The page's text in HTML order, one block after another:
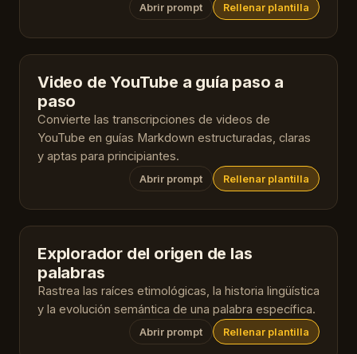
Abrir prompt Rellenar plantilla
Video de YouTube a guía paso a
paso
Convierte las transcripciones de videos de
YouTube en guías Markdown estructuradas, claras
y aptas para principiantes.
Abrir prompt Rellenar plantilla
Explorador del origen de las
palabras
Rastrea las raíces etimológicas, la historia lingüística
y la evolución semántica de una palabra específica.
Abrir prompt Rellenar plantilla